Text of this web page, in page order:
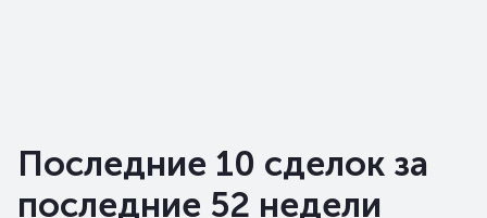
Последние 10 сделок за
последние 52 недели